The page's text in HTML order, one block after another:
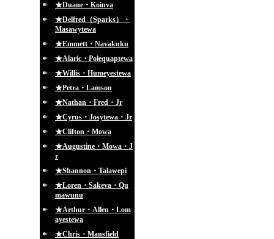
★Duane・Koinva
★Delfred（Sparks）・
Masawytewa
★Emmett・Navakuku
★Alaric・Polequaptewa
★Willis・Humeyestewa
★Petra・Lamson
★Nathan・Fred・Jr
★Cyrus・Josytewa・Jr
★Clifton・Mowa
★Augustine・Mowa・J
r
★Shannon・Talawepi
★Loren・Sakeva・Qu
mawunu
★Arthur・Allen・Lom
ayestewa
★Chris・Mansfield